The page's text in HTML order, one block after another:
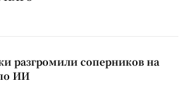
разгромили соперников на
ИИ